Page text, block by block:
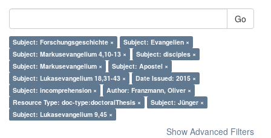
Go
Subject: Forschungsgeschichte ×
Subject: Evangelien ×
Subject: Markusevangelium 4,10-13 ×
Subject: disciples ×
Subject: Markusevangelium ×
Subject: Apostel ×
Subject: Lukasevangelium 18,31-43 ×
Date Issued: 2015 ×
Subject: incomprehension ×
Author: Franzmann, Oliver ×
Resource Type: doc-type:doctoralThesis ×
Subject: Jünger ×
Subject: Lukasevangelium 9,45 ×
Show Advanced Filters